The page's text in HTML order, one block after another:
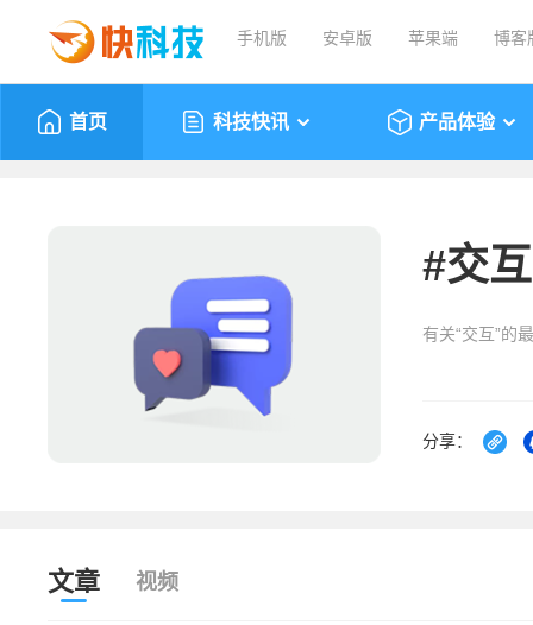
手机版 安卓版 苹果端 博客
首页 科技快讯 产品体验
#交互
有关“交互”的
分享：
文章 视频